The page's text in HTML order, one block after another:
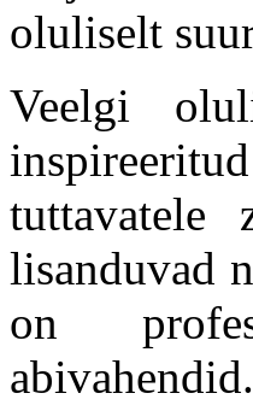
oluliselt
Veelgi
tuttavatele
lisanduvad
on
abivahendid.